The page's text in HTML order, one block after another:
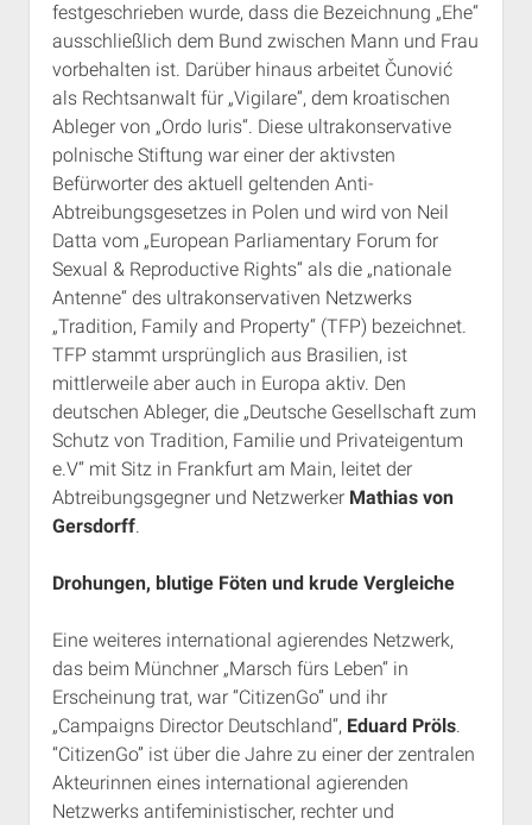
festgeschrieben wurde, dass die Bezeichnung „Ehe“
ausschließlich dem Bund zwischen Mann und Frau
vorbehalten ist. Darüber hinaus arbeitet Čunović
als Rechtsanwalt für „Vigilare“, dem kroatischen
Ableger von „Ordo Iuris“. Diese ultrakonservative
polnische Stiftung war einer der aktivsten
Befürworter des aktuell geltenden Anti-
Abtreibungsgesetzes in Polen und wird von Neil
Datta vom „European Parliamentary Forum for
Sexual & Reproductive Rights“ als die „nationale
Antenne“ des ultrakonservativen Netzwerks
„Tradition, Family and Property“ (TFP) bezeichnet.
TFP stammt ursprünglich aus Brasilien, ist
mittlerweile aber auch in Europa aktiv. Den
deutschen Ableger, die „Deutsche Gesellschaft zum
Schutz von Tradition, Familie und Privateigentum
e.V“ mit Sitz in Frankfurt am Main, leitet der
Abtreibungsgegner und Netzwerker Mathias von
Gersdorff.
Drohungen, blutige Föten und krude Vergleiche
Eine weiteres international agierendes Netzwerk,
das beim Münchner „Marsch fürs Leben“ in
Erscheinung trat, war “CitizenGo” und ihr
„Campaigns Director Deutschland“, Eduard Pröls.
“CitizenGo” ist über die Jahre zu einer der zentralen
Akteurinnen eines international agierenden
Netzwerks antifeministischer, rechter und